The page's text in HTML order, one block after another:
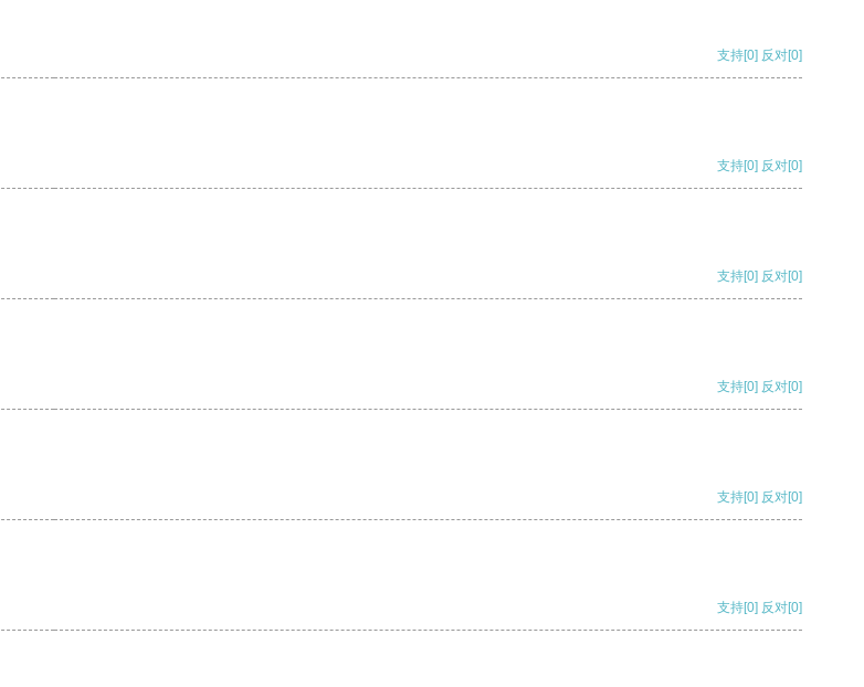
支持[0] 反对[0]
支持[0] 反对[0]
支持[0] 反对[0]
支持[0] 反对[0]
支持[0] 反对[0]
支持[0] 反对[0]